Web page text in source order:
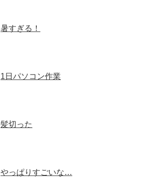
暑すぎる！
1日パソコン作業
髪切った
やっぱりすごいな…